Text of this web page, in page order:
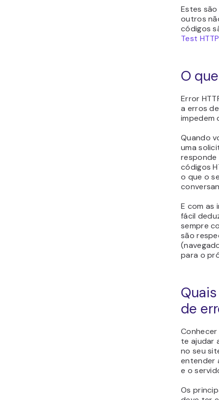
Estes
outros
códigos
Test
O
Error
a erros
impedem
Quando
uma
responde
códigos
o que o
E com as
fácil
sempre
são
para o
de
te ajudar
no seu
entender
e o
Os